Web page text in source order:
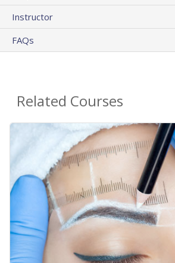
Instructor
FAQs
Related Courses